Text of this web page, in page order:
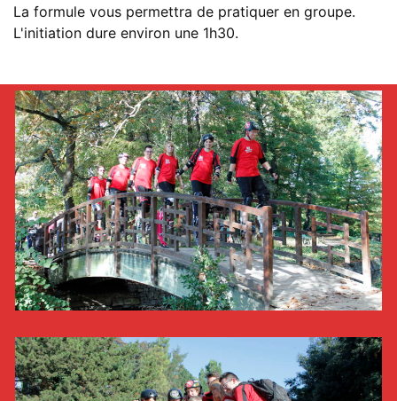
La formule vous permettra de pratiquer en groupe.
L'initiation dure environ une 1h30.